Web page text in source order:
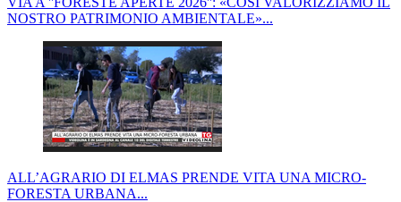
NOSTRO PATRIMONIO AMBIENTALE»...
ALL’AGRARIO DI ELMAS PRENDE VITA UNA MICRO-
FORESTA URBANA...